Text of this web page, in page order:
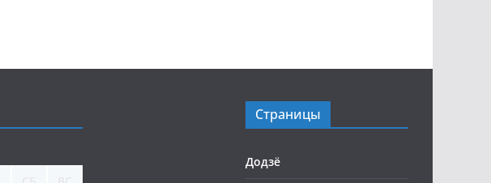
Страницы
Додзё